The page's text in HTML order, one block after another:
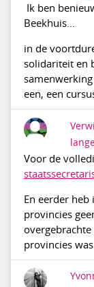
Ik ben
Beekhuis...
in de
solidariteit en
een, een
Voor de
En eerder heb
provincies
overgebrachte
provincies was.